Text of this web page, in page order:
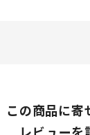
この商品に寄